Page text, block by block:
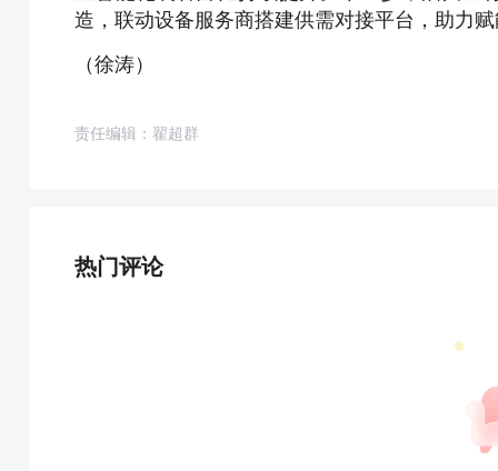
造，联动设备服务商搭建供需对接平台，助力
（徐涛）
责任编辑：翟超群
热门评论